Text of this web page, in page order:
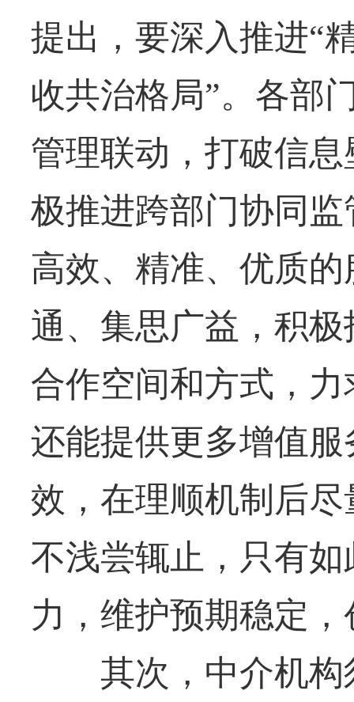
提出，要深入推进“
收共治格局”。各部
管理联动，打破信
极推进跨部门协同
高效、精准、优质
通、集思广益，积
合作空间和方式，
还能提供更多增值
效，在理顺机制后
不浅尝辄止，只有
力，维护预期稳定
其次，中介机构